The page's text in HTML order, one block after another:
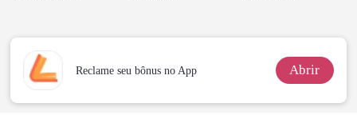
Reclame seu bônus no App Abrir